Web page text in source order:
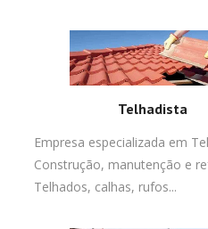
Telhadista
Empresa especializada em
Construção, manutenção e
Telhados, calhas, rufos...